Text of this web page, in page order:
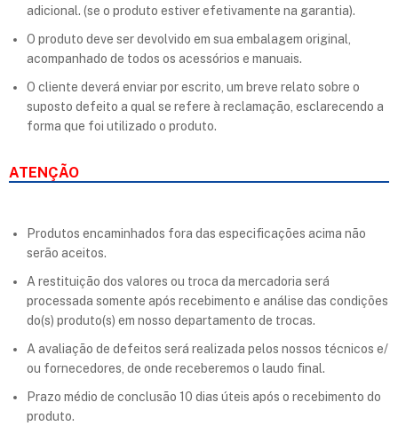
adicional. (se o produto estiver efetivamente na garantia).
O produto deve ser devolvido em sua embalagem original,
acompanhado de todos os acessórios e manuais.
O cliente deverá enviar por escrito, um breve relato sobre o
suposto defeito a qual se refere à reclamação, esclarecendo a
forma que foi utilizado o produto.
ATENÇÃO
Produtos encaminhados fora das especificações acima não
serão aceitos.
A restituição dos valores ou troca da mercadoria será
processada somente após recebimento e análise das condições
do(s) produto(s) em nosso departamento de trocas.
A avaliação de defeitos será realizada pelos nossos técnicos e/
ou fornecedores, de onde receberemos o laudo final.
Prazo médio de conclusão 10 dias úteis após o recebimento do
produto.